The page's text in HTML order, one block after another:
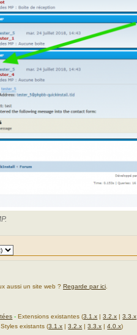
aussi un site web ? Regarde par ici.
-Extensions existantes (3.1.x |3.2.x |3.3.x
existants (3.1.x |3.2.x |3.3.x |4.0.x)